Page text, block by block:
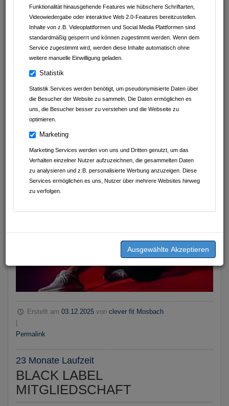
Funktionalität hinausgehende Features wie hübschere Schriftarten,
Videowiedergabe oder interaktive Web 2.0-Features bereitzustellen.
Inhalte von z.B. Videoplattformen und Social Media Plattformen sind
standardmäßig gesperrt und können zugestimmt werden. Wenn dem
Service zugestimmt wird, werden diese Inhalte automatisch ohne
weitere manuelle Einwilligung geladen.
Statistik
Statistik Services werden benötigt, um pseudonymisierte Daten über
die Besucher der Website zu sammeln. Die Daten ermöglichen es
uns, die Besucher besser zu verstehen und die Webseite zu
optimieren.
Marketing
Marketing Services werden von uns und Dritten genutzt, um das
Verhalten einzelner Nutzer aufzuzeichnen, die gesammelten Daten
zu analysieren und z.B. personalisierte Werbung anzuzeigen. Diese
Services ermöglichen es uns, Nutzer über mehrere Websites hinweg
zu verfolgen.
Kaffeefaktur
Autohaus Schwarz GmbH&Co.KG
Avdyli Immobilien
Abnehmen im Liegen Sinsheim
D.A.S. Nachhilfeinstitut UG (haftungsbeschränkt)
Geschmackvoll Food Club
K&J Kompressionsversorgung
Thermen & Badewelt Sinsheim
Bäckerei Mayer
Erstellt am03.12.2025 vonclever fit Mosbach
|
Permalink
23 Monate Laufzeit
BLACK LABEL
MITGLIEDSCHAFT